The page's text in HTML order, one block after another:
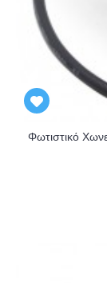
Φωτιστικό